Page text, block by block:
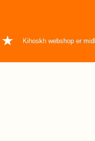
Kihoskh webshop er